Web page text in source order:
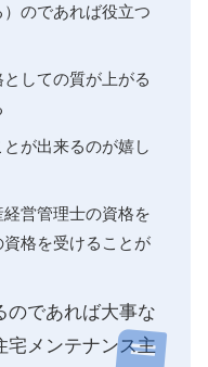
のであれば役立つ
しての質が上がる
が出来るのが嬉し
営管理士の資格を
格を受けることが
のであれば大事な
宅メンテナンス主